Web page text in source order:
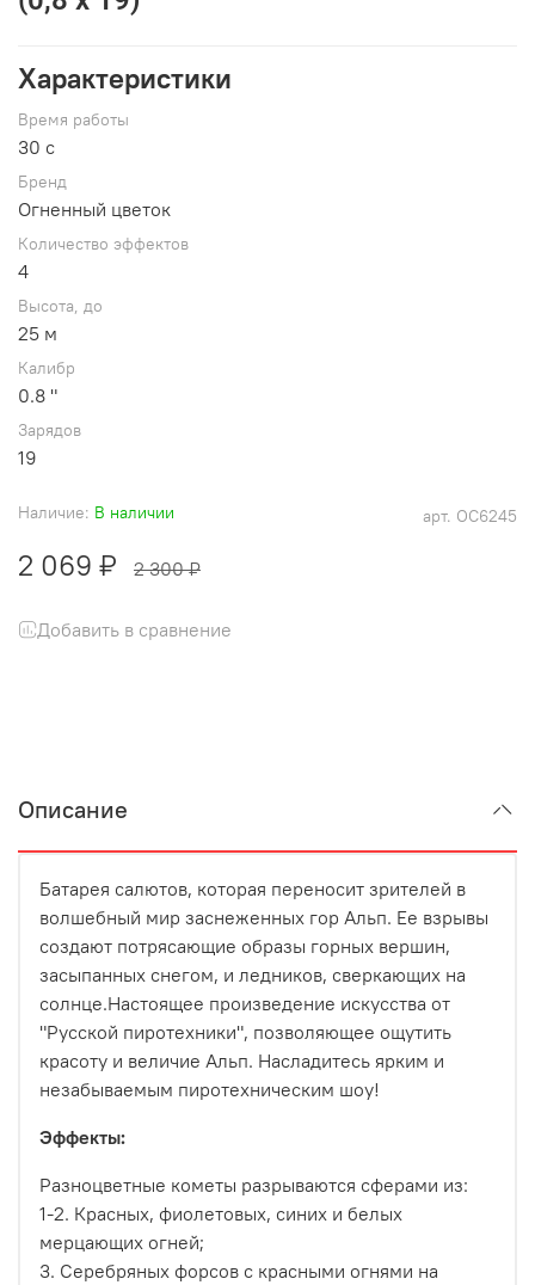
арт. ОС6245
Наличие: В наличии
2 069 ₽ 2 300 ₽
Добавить в сравнение
Характеристики
Время работы
30 c
Брeнд
Огненный цветок
Количество эффектов
4
Высота, до
25 м
Калибр
0.8 "
Зарядов
19
Описание
Батарея салютов, которая переносит зрителей в
волшебный мир заснеженных гор Альп. Ее взрывы
создают потрясающие образы горных вершин,
засыпанных снегом, и ледников, сверкающих на
солнце.Настоящее произведение искусства от
"Русской пиротехники", позволяющее ощутить
красоту и величие Альп. Насладитесь ярким и
незабываемым пиротехническим шоу!
Эффекты:
Разноцветные кометы разрываются сферами из:
1-2. Красных, фиолетовых, синих и белых
мерцающих огней;
3. Серебряных форсов с красными огнями на